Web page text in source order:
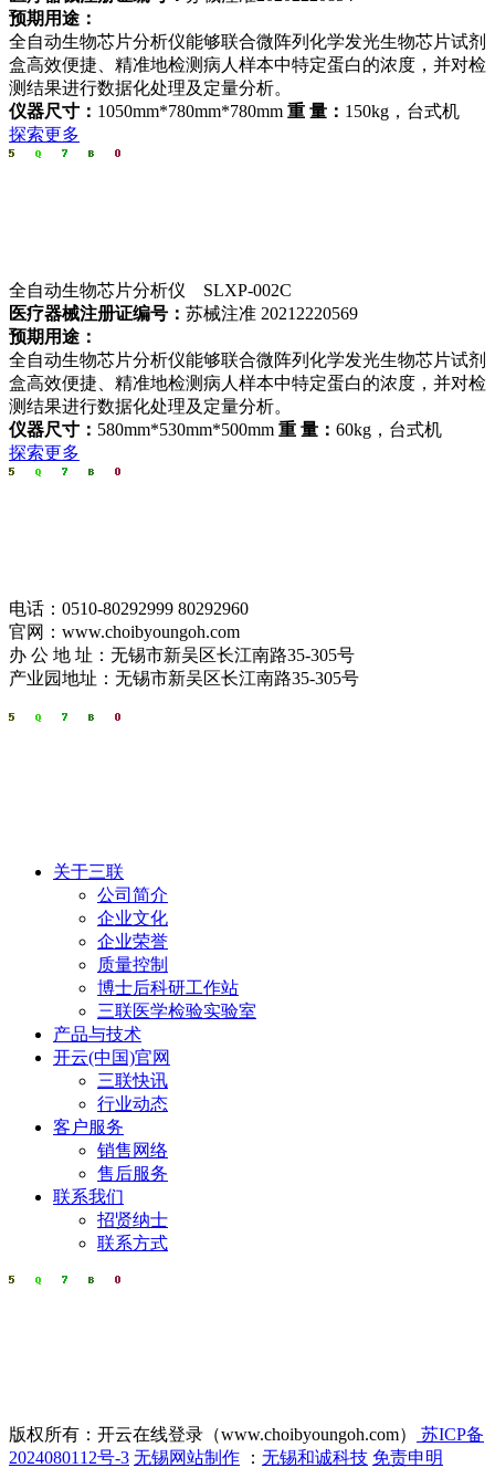
预期用途：
全自动生物芯片分析仪能够联合微阵列化学发光生物芯片试剂
盒高效便捷、精准地检测病人样本中特定蛋白的浓度，并对检
测结果进行数据化处理及定量分析。
仪器尺寸： 1050mm*780mm*780mm 重 量： 150kg，台式机
探索更多
全自动生物芯片分析仪 SLXP-002C
医疗器械注册证编号： 苏械注准 20212220569
预期用途：
全自动生物芯片分析仪能够联合微阵列化学发光生物芯片试剂
盒高效便捷、精准地检测病人样本中特定蛋白的浓度，并对检
测结果进行数据化处理及定量分析。
仪器尺寸： 580mm*530mm*500mm 重 量： 60kg，台式机
探索更多
电话：0510-80292999 80292960
官网：www.choibyoungoh.com
办 公 地 址：无锡市新吴区长江南路35-305号
产业园地址：无锡市新吴区长江南路35-305号
关于三联
公司简介
企业文化
企业荣誉
质量控制
博士后科研工作站
三联医学检验实验室
产品与技术
开云(中国)官网
三联快讯
行业动态
客户服务
销售网络
售后服务
联系我们
招贤纳士
联系方式
版权所有：开云在线登录（www.choibyoungoh.com）
苏ICP备
2024080112号-3 无锡网站制作 ： 无锡和诚科技 免责申明